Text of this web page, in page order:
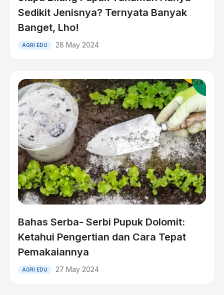
Sedikit Jenisnya? Ternyata Banyak
Banget, Lho!
AGRI EDU 28 May 2024
Bahas Serba- Serbi Pupuk Dolomit:
Ketahui Pengertian dan Cara Tepat
Pemakaiannya
AGRI EDU 27 May 2024